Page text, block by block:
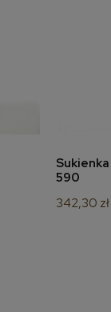
590
342,30 zł